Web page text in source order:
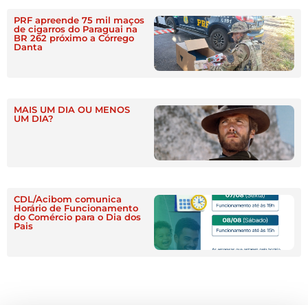
PRF apreende 75 mil maços
de cigarros do Paraguai na
BR 262 próximo a Córrego
Danta
MAIS UM DIA OU MENOS
UM DIA?
CDL/Acibom comunica
Horário de Funcionamento
do Comércio para o Dia dos
Pais